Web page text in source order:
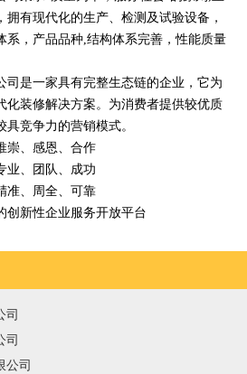
有现代化的生产、检测及试验设备，
系，产品品种,结构体系完善，性能质量
司是一家具有完整生态链的企业，它为
化装修解决方案。为消费者提供较优质
竞争力的营销模式。
崇、感恩、合作
业、团队、成功
准、周全、可靠
创新性企业服务开放平台
司
司
公司